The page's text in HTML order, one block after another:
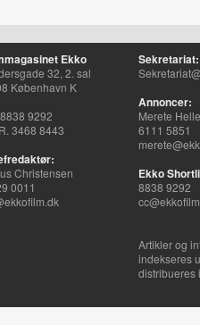
Ekko
32, 2. sal
København K
9292
3468 8443
Christensen
0011
Sekretariat:
Annoncer:
Merete
6111 5851
Ekko
8838 9292
Artikler og
indekseres
distribueres